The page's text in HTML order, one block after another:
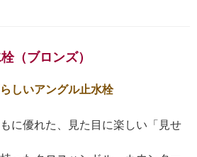
（ブロンズ）
しいアングル止水栓
に優れた、見た目に楽しい「見せ